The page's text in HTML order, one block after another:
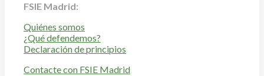
FSIE Madrid:
Quiénes somos
¿Qué defendemos?
Declaración de principios
Contacte con FSIE Madrid